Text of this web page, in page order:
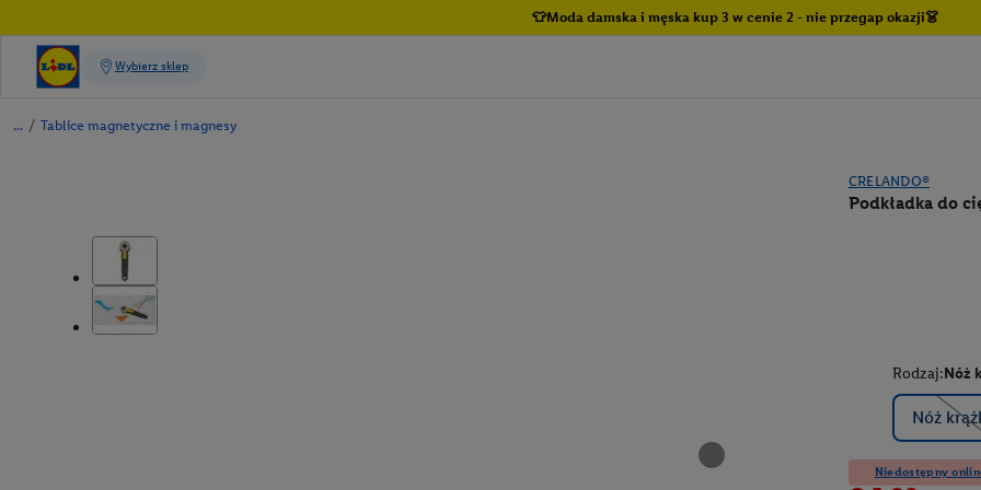
👕Moda damska i męska kup 3 w cenie 2 - nie przegap okazji👗
/ Tablice magnetyczne i magnesy
CRELANDO®
Podkładka do
Rodzaj:Nóż
Nóż
Niedostępny